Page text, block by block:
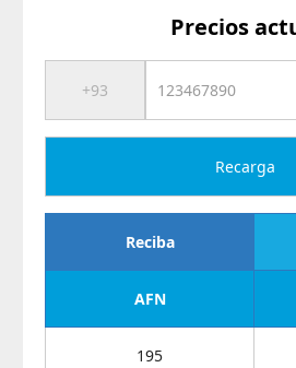
Precios
Recarga
Reciba
AFN
195